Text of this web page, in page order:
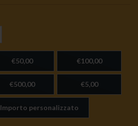
€50,00 €100,00
€500,00 €5,00
Importo personalizzato